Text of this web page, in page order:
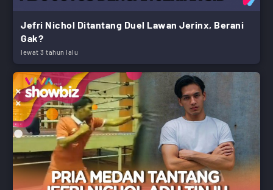
Jefri Nichol Ditantang Duel Lawan Jerinx, Berani
Gak?
lewat 3 tahun lalu